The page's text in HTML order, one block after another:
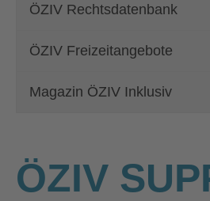
ÖZIV Rechtsdatenbank
ÖZIV Freizeitangebote
Magazin ÖZIV Inklusiv
ÖZIV